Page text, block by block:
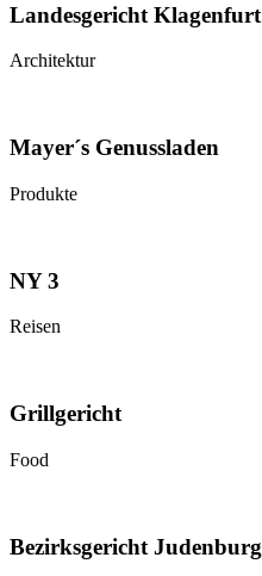
Landesgericht Klagenfurt
Architektur
Mayer´s Genussladen
Produkte
NY 3
Reisen
Grillgericht
Food
Bezirksgericht Judenburg